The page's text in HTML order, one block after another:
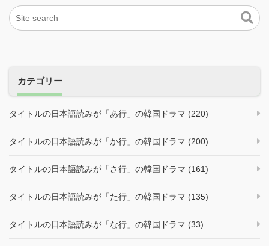
カテゴリー
タイトルの日本語読みが「あ行」の韓国ドラマ (220)
タイトルの日本語読みが「か行」の韓国ドラマ (200)
タイトルの日本語読みが「さ行」の韓国ドラマ (161)
タイトルの日本語読みが「た行」の韓国ドラマ (135)
タイトルの日本語読みが「な行」の韓国ドラマ (33)